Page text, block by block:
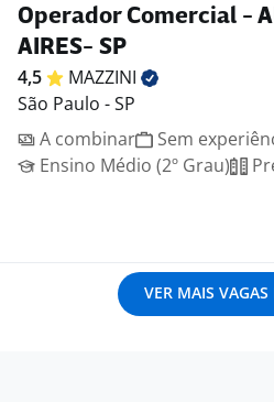
Operador Comercial -
AIRES- SP
4,5
MAZZINI
São Paulo - SP
A combinar
Sem
Ensino Médio (2º Grau)
VER MAIS VAGAS